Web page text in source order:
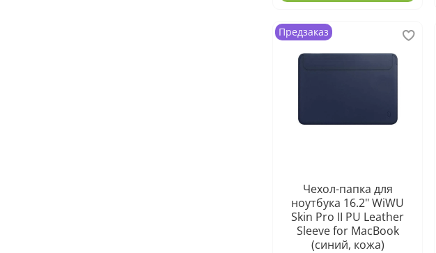
Предзаказ
Чехол-папка для
ноутбука 16.2" WiWU
Skin Pro II PU Leather
Sleeve for MacBook
(синий, кожа)